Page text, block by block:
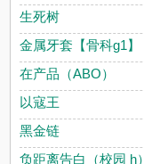
生死树
金属牙套【骨科g1】
在产品（ABO）
以寇王
黑金链
负距离告白（校园 h）